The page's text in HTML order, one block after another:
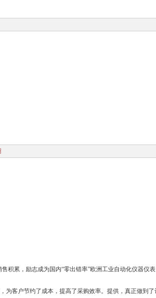
积累，励志成为国内“零出错率”欧洲工业自动化仪器仪表
为客户节约了成本，提高了采购效率。提供，真正做到